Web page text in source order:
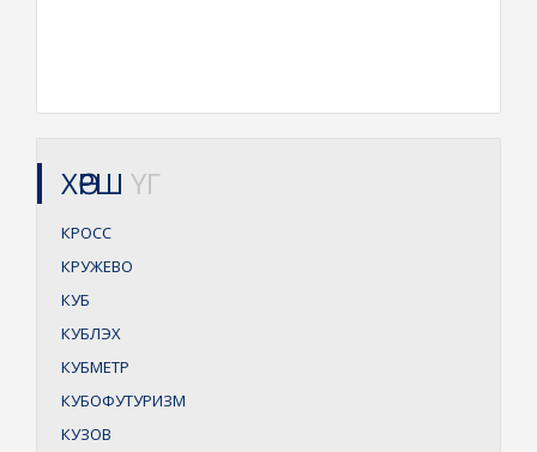
ХӨРШ ҮГ
КРОСС
КРУЖЕВО
КУБ
КУБЛЭХ
КУБМЕТР
КУБОФУТУРИЗМ
КУЗОВ